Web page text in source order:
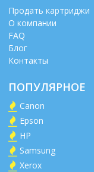
Продать картриджи
О компании
FAQ
Блог
Контакты
ПОПУЛЯРНОЕ
Canon
Epson
HP
Samsung
Xerox